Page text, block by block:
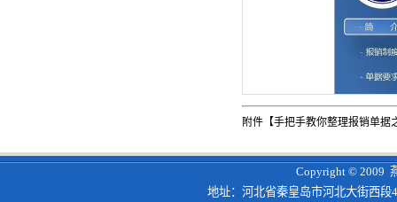
附件【手把手教你整理报销单据
Copyright © 2009
地址：河北省秦皇岛市河北大街西段